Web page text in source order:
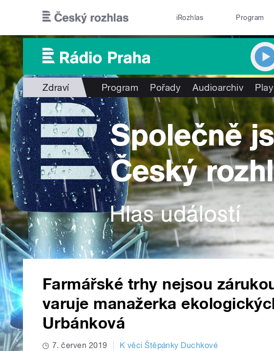
iRozhlas Program
Zdraví Program Pořady Audioarchiv
Farmářské trhy nejsou
varuje manažerka
Urbánková
7. červen 2019 K věci Štěpánky Duchkové